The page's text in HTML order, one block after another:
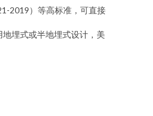
2019）等高标准，可直接
埋式或半地埋式设计，美